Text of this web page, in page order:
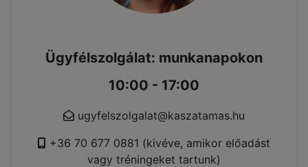
Ügyfélszolgálat: munkanapokon
10:00 - 17:00
ugyfelszolgalat@kaszatamas.hu
+36 70 677 0881 (kivéve, amikor előadást
vagy tréningeket tartunk)